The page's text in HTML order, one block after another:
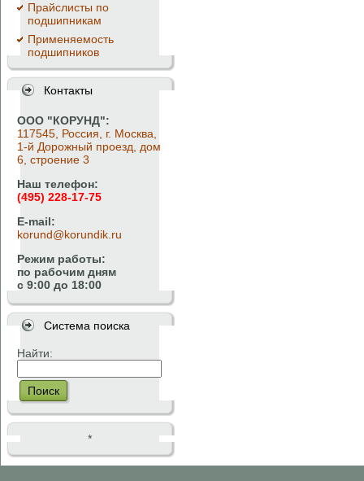
Прайслисты по
подшипникам
Применяемость
подшипников
Контакты
ООО "КОРУНД":
117545, Россия, г. Москва,
1-й Дорожный проезд, дом
6, строение 3
Наш телефон:
(495) 228-17-75
E-mail:
korund@korundik.ru
Режим работы:
по рабочим дням
с 9:00 до 18:00
Система поиска
Найти:
Поиск
*